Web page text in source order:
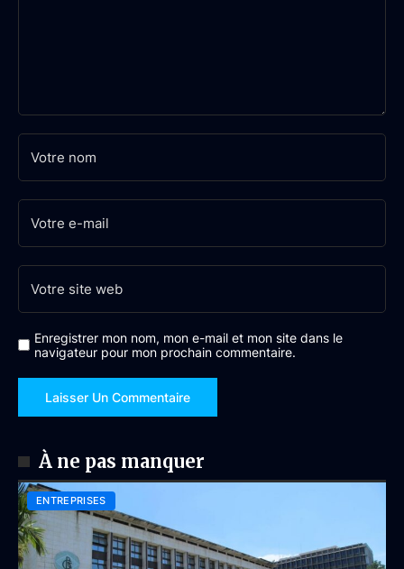
Enregistrer mon nom, mon e-mail et mon site dans le
navigateur pour mon prochain commentaire.
À ne pas manquer
ENTREPRISES